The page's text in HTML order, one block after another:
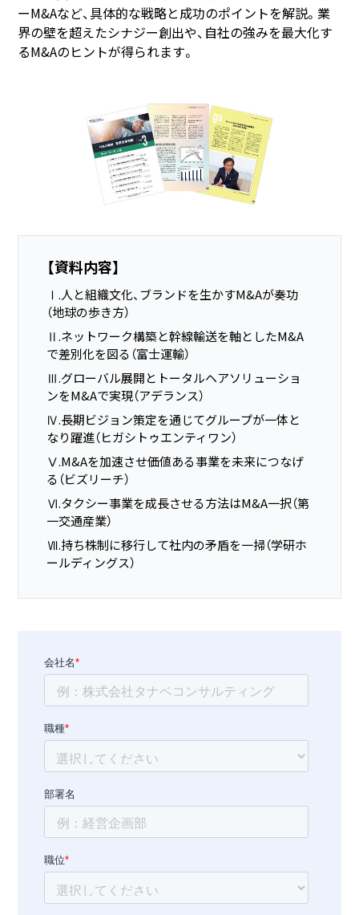
ーM&Aなど、具体的な戦略と成功のポイントを解説。業
界の壁を超えたシナジー創出や、自社の強みを最大化す
るM&Aのヒントが得られます。
【資料内容】
Ⅰ.人と組織文化、ブランドを生かすM&Aが奏功
（地球の歩き方）
Ⅱ.ネットワーク構築と幹線輸送を軸としたM&A
で差別化を図る（富士運輸）
Ⅲ.グローバル展開とトータルヘアソリューショ
ンをM&Aで実現（アデランス）
Ⅳ.長期ビジョン策定を通じてグループが一体と
なり躍進（ヒガシトゥエンティワン）
Ⅴ.M&Aを加速させ価値ある事業を未来につなげ
る（ビズリーチ）
Ⅵ.タクシー事業を成長させる方法はM&A一択（第
一交通産業）
Ⅶ.持ち株制に移行して社内の矛盾を一掃（学研ホ
ールディングス）